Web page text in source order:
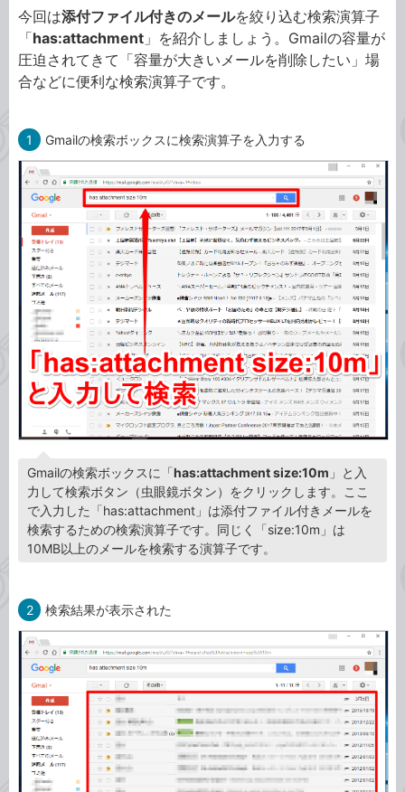
今回は添付ファイル付きのメールを絞り込む検索演算子
「has:attachment 」を紹介しましょう。Gmailの容量が
圧迫されてきて「容量が大きいメールを削除したい」場
合などに便利な検索演算子です。
1 Gmailの検索ボックスに検索演算子を入力する
Gmailの検索ボックスに「has:attachment size:10m 」と入
力して検索ボタン（虫眼鏡ボタン）をクリックします。ここ
で入力した「has:attachment」は添付ファイル付きメールを
検索するための検索演算子です。同じく「size:10m」は
10MB以上のメールを検索する演算子です。
2 検索結果が表示された